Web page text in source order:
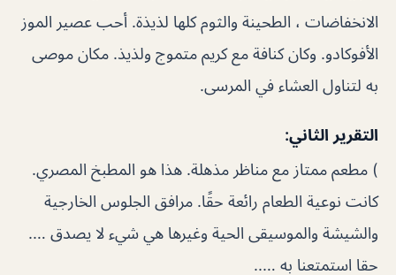
الانخفاضات ، الطحينة والثوم كلها لذيذة. أحب عصير الموز
الأفوكادو. وكان كنافة مع كريم متموج ولذيذ. مكان موصى
به لتناول العشاء في المرسى.
التقرير الثاني:
) مطعم ممتاز مع مناظر مذهلة. هذا هو المطبخ المصري.
كانت نوعية الطعام رائعة حقًا. مرافق الجلوس الخارجية
والشيشة والموسيقى الحية وغيرها هي شيء لا يصدق ….
حقا استمتعنا به …..